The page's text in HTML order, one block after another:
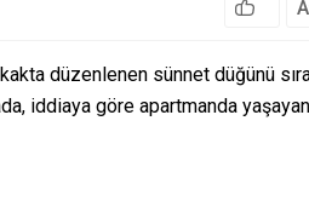
A
düzenlenen sünnet düğünü
iddiaya göre apartmanda yaşayan